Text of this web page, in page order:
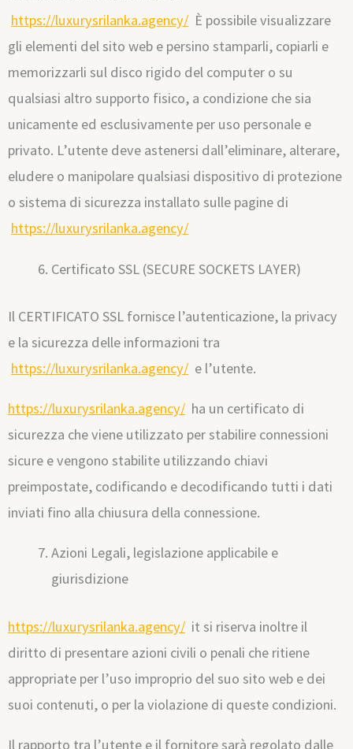
https://luxurysrilanka.agency/ È possibile visualizzare
gli elementi del sito web e persino stamparli, copiarli e
memorizzarli sul disco rigido del computer o su
qualsiasi altro supporto fisico, a condizione che sia
unicamente ed esclusivamente per uso personale e
privato. L’utente deve astenersi dall’eliminare, alterare,
eludere o manipolare qualsiasi dispositivo di protezione
o sistema di sicurezza installato sulle pagine di
https://luxurysrilanka.agency/
Certificato SSL (SECURE SOCKETS LAYER)
Il CERTIFICATO SSL fornisce l’autenticazione, la privacy
e la sicurezza delle informazioni tra
https://luxurysrilanka.agency/ e l’utente.
https://luxurysrilanka.agency/ ha un certificato di
sicurezza che viene utilizzato per stabilire connessioni
sicure e vengono stabilite utilizzando chiavi
preimpostate, codificando e decodificando tutti i dati
inviati fino alla chiusura della connessione.
Azioni Legali, legislazione applicabile e
giurisdizione
https://luxurysrilanka.agency/ it si riserva inoltre il
diritto di presentare azioni civili o penali che ritiene
appropriate per l’uso improprio del suo sito web e dei
suoi contenuti, o per la violazione di queste condizioni.
Il rapporto tra l’utente e il fornitore sarà regolato dalle